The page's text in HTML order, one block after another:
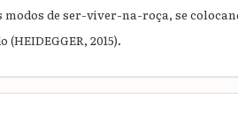
de ser-viver-na-roça, se
2015).